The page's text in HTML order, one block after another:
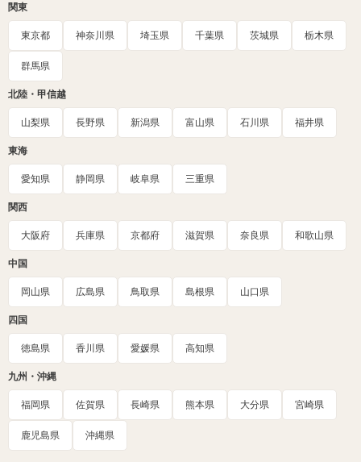
関東
東京都 神奈川県 埼玉県 千葉県 茨城県 栃木県
群馬県
北陸・甲信越
山梨県 長野県 新潟県 富山県 石川県 福井県
東海
愛知県 静岡県 岐阜県 三重県
関西
大阪府 兵庫県 京都府 滋賀県 奈良県 和歌山県
中国
岡山県 広島県 鳥取県 島根県 山口県
四国
徳島県 香川県 愛媛県 高知県
九州・沖縄
福岡県 佐賀県 長崎県 熊本県 大分県 宮崎県
鹿児島県 沖縄県